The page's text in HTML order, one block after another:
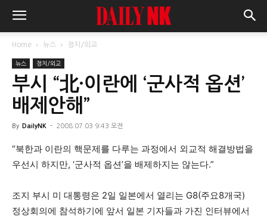
Home 뉴스 정치/외교
뉴스 정치/외교
부시 “北·이란에 ‘군사적 옵션’
배제안해”
By DailyNK - 2008.07.03 9:43 오전
“북한과 이란의 핵문제를 다루는 과정에서 외교적 해결방법을
우선시 하지만, ‘군사적 옵션’을 배제하지는 않는다.”
조지 부시 미 대통령은 2일 일본에서 열리는 G8(주요8개국)
정상회의에 참석하기에 앞서 일본 기자들과 가진 인터뷰에서